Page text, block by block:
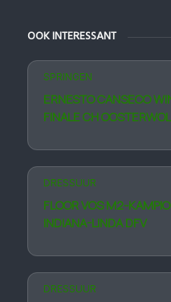
OOK INTERESSANT
SPRINGEN
ERNESTO CANSECO
FINALE CH
DRESSUUR
FLOOR VOS M2-
INDIANA-LINDA DFV
DRESSUUR